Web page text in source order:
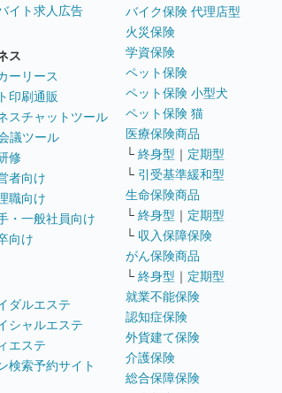
イト求人広告
ス
ーリース
印刷通販
スチャットツール
議ツール
修
者向け
職向け
・一般社員向け
向け
ダルエステ
シャルエステ
エステ
検索予約サイト
バイク保険 代理店型
火災保険
学資保険
ペット保険
ペット保険 小型犬
ペット保険 猫
医療保険商品
└ 終身型 ｜ 定期型
└ 引受基準緩和型
生命保険商品
└ 終身型 ｜ 定期型
└ 収入保障保険
がん保険商品
└ 終身型 ｜ 定期型
就業不能保険
認知症保険
外貨建て保険
介護保険
総合保障保険